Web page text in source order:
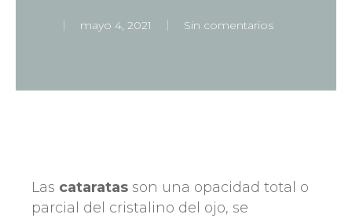
mayo 4, 2021 Sin comentarios
Las cataratas son una opacidad total o
parcial del cristalino del ojo, se